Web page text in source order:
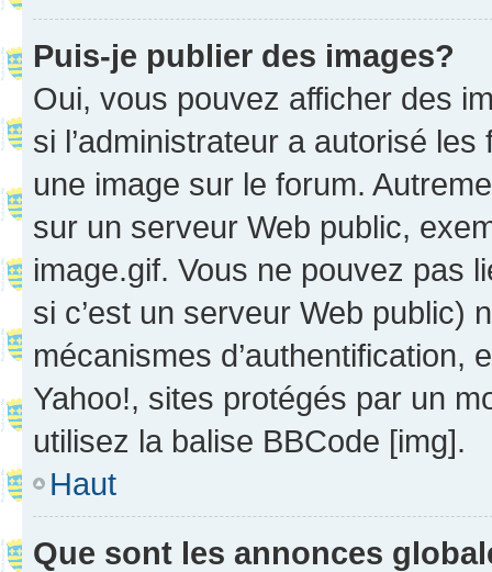
Puis-je publier des images?
Oui, vous pouvez afficher des
si l’administrateur a autorisé
une image sur le forum.
sur un serveur Web public,
image.gif. Vous ne pouvez pas
si c’est un serveur Web public)
mécanismes d’authentification,
Yahoo!, sites protégés par un
utilisez la balise BBCode [img].
Haut
Que sont les annonces